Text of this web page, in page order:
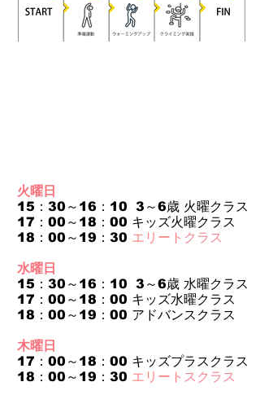
火曜日
15：30～16：10 3～6歳 火曜クラス
17：00～18：00 キッズ火曜クラス
18：00～19：30 エリート クラス
水曜日
15：30～16：10 3～6歳 水曜クラス
17：00～18：00 キッズ水曜クラス
18：00～19：00 アドバンスクラス
木曜日
17：00～18：00 キッズプラスクラス
18：00～19：30 エリート スクラス